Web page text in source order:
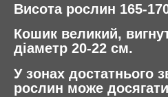
Висота рослин 165-
Кошик великий,
діаметр 20-22 см.
У зонах достатнього
рослин може